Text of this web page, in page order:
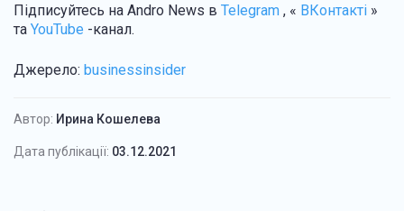
Підписуйтесь на Andro News в Telegram , « ВКонтакті »
та YouTube -канал.
Джерело: businessinsider
Автор: Ирина Кошелева
Дата публікації: 03.12.2021